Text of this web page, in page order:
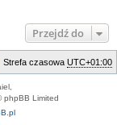
Przejdź do
Strefa czasowa UTC+01:00
phpBB Limited